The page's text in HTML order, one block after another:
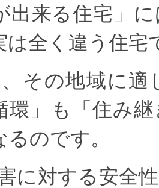
出来る住宅」
は全く違う住
その地域に適
環」も「住み
のです。
に対する安全